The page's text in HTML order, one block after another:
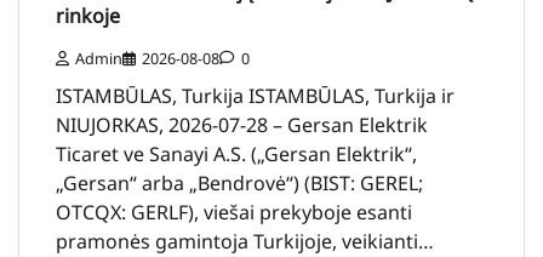
rinkoje
Admin 2026-08-08 0
ISTAMBŪLAS, Turkija ISTAMBŪLAS, Turkija ir
NIUJORKAS, 2026-07-28 – Gersan Elektrik
Ticaret ve Sanayi A.S. („Gersan Elektrik“,
„Gersan“ arba „Bendrovė“) (BIST: GEREL;
OTCQX: GERLF), viešai prekyboje esanti
pramonės gamintoja Turkijoje, veikianti…